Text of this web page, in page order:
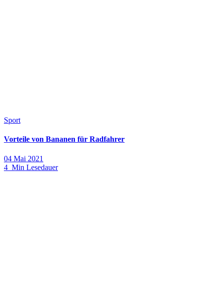
Sport
Vorteile von Bananen für Radfahrer
04 Mai 2021
4 Min Lesedauer